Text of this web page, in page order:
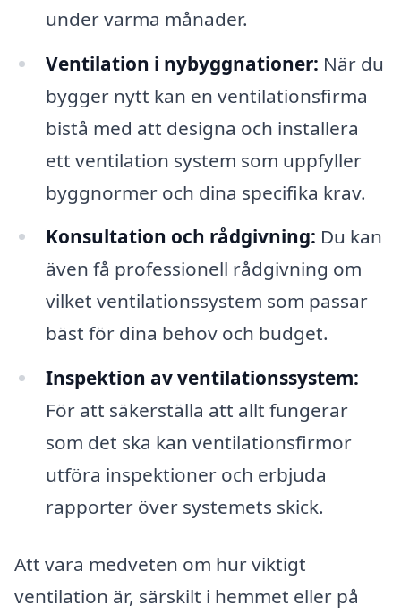
under varma månader.
Ventilation i nybyggnationer: När du
bygger nytt kan en ventilationsfirma
bistå med att designa och installera
ett ventilation system som uppfyller
byggnormer och dina specifika krav.
Konsultation och rådgivning: Du kan
även få professionell rådgivning om
vilket ventilationssystem som passar
bäst för dina behov och budget.
Inspektion av ventilationssystem:
För att säkerställa att allt fungerar
som det ska kan ventilationsfirmor
utföra inspektioner och erbjuda
rapporter över systemets skick.
Att vara medveten om hur viktigt
ventilation är, särskilt i hemmet eller på